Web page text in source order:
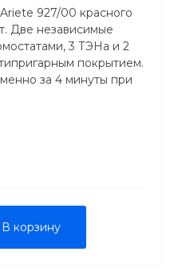
для тостов
927/00 красного
Две независимые
3 ТЭНа и 2
покрытием.
за 4 минуты при
В корзину